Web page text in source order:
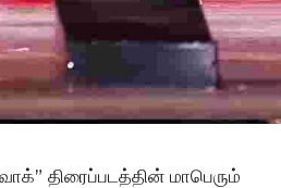
திரைப்படத்தின் மாபெரும்